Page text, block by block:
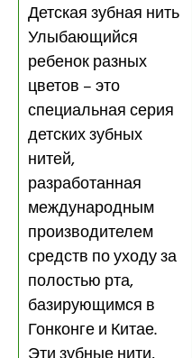
Детская зубная нить
Улыбающийся
ребенок разных
цветов – это
специальная серия
детских зубных
нитей,
разработанная
международным
производителем
средств по уходу за
полостью рта,
базирующимся в
Гонконге и Китае.